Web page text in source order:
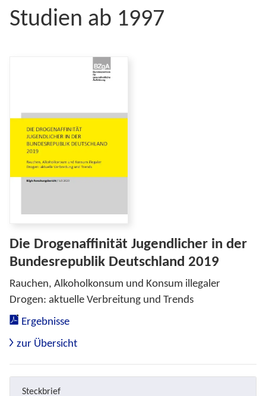
Studien ab 1997
Die Drogenaffinität Jugendlicher in der
Bundesrepublik Deutschland 2019
Rauchen, Alkoholkonsum und Konsum illegaler
Drogen: aktuelle Verbreitung und Trends
Ergebnisse
zur Übersicht
Steckbrief